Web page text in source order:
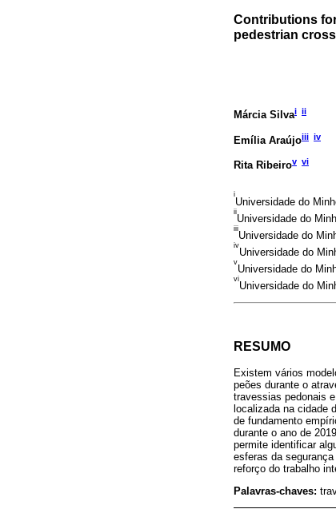
Contributions
pedestrian
Márcia Silvai ii
Emília Araújoiii iv
Rita Ribeirov vi
i
Universidade do
ii
Universidade do
iii
Universidade do
iv
Universidade do
v
Universidade do
vi
Universidade do
RESUMO
Existem vários
peões durante o
travessias pedonais
localizada na cidade
de fundamento
durante o ano de
permite identificar
esferas da
reforço do trabalho
Palavras-chaves: